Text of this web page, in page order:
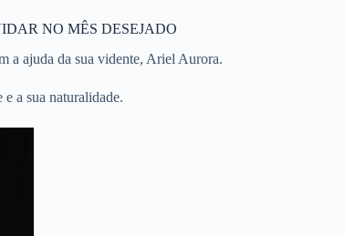
NO MÊS DESEJADO
a ajuda da sua vidente, Ariel Aurora.
a sua naturalidade.